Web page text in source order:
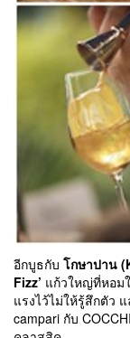
อีกบูธกับ โกษาปาน
Fizz’ แก้วใหญ่ที่หอม
แรงไว้ไม่ให้รู้สึกตัว
campari กับ